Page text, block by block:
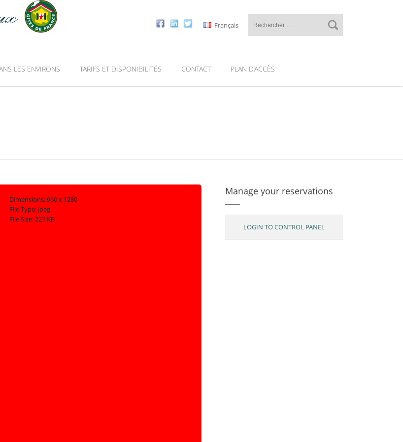
Français
LES ENVIRONS TARIFS ET DISPONIBILITÉS CONTACT PLAN D’ACCÈS
Dimensions:960 x 1280
File Type: jpeg
File Size:227 KB
Manage your reservations
LOGIN TO CONTROL PANEL